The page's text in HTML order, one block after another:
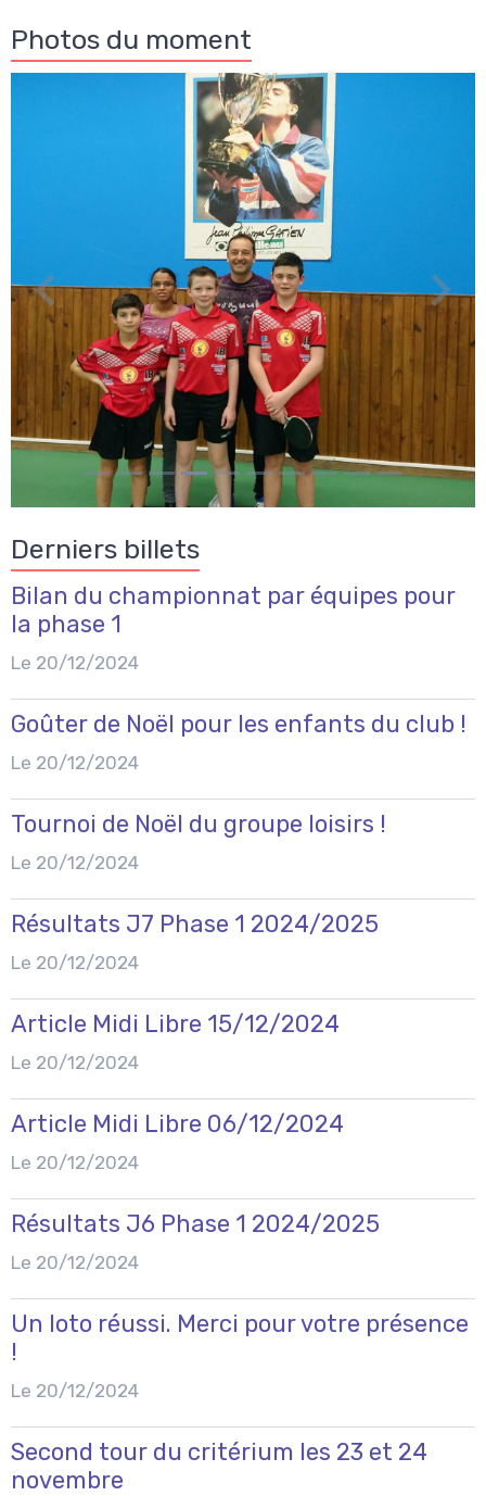
Photos du moment
Derniers billets
Bilan du championnat par équipes pour
la phase 1
Le 20/12/2024
Goûter de Noël pour les enfants du club !
Le 20/12/2024
Tournoi de Noël du groupe loisirs !
Le 20/12/2024
Résultats J7 Phase 1 2024/2025
Le 20/12/2024
Article Midi Libre 15/12/2024
Le 20/12/2024
Article Midi Libre 06/12/2024
Le 20/12/2024
Résultats J6 Phase 1 2024/2025
Le 20/12/2024
Un loto réussi. Merci pour votre présence
!
Le 20/12/2024
Second tour du critérium les 23 et 24
novembre